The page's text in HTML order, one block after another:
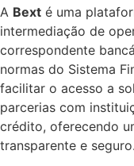
A Bext é uma
intermediação de
correspondente
normas do Sistema
facilitar o acesso a
parcerias com
crédito, oferecendo
transparente e seguro.